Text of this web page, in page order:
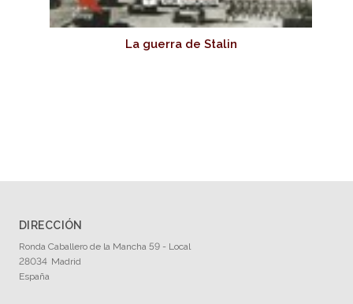
La guerra de Stalin
DIRECCIÓN
Ronda Caballero de la Mancha 59 - Local
28034 Madrid
España